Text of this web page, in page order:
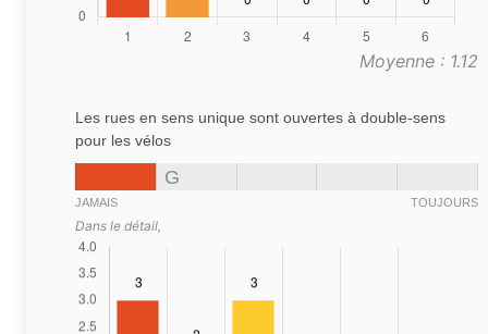
Moyenne : 1.12
Les rues en sens unique sont ouvertes à double-sens
pour les vélos
G
JAMAIS TOUJOURS
Dans le détail,